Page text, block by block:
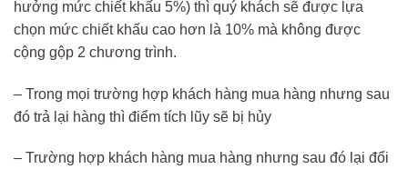
hưởng mức chiết khấu 5%) thì quý khách sẽ được lựa
chọn mức chiết khấu cao hơn là 10% mà không được
cộng gộp 2 chương trình.
– Trong mọi trường hợp khách hàng mua hàng nhưng sau
đó trả lại hàng thì điểm tích lũy sẽ bị hủy
– Trường hợp khách hàng mua hàng nhưng sau đó lại đổi